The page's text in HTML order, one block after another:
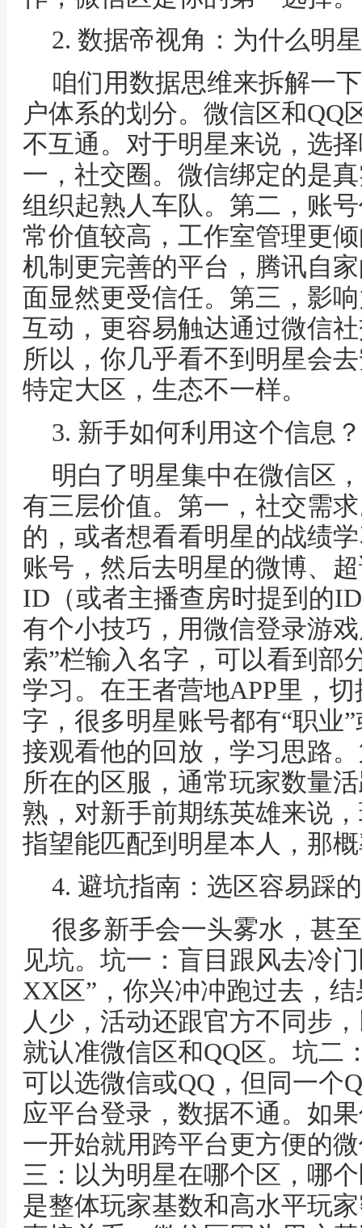
2. 数据帝视角：为什么明
咱们用数据思维来拆解一
户体系的划分。微信区和QQ
不互通。对于明星来说，选
一，社交圈。微信绑定的是
组织起熟人车队。第二，账
常价值较高，工作室管理更
机制更完善的平台，腾讯自
面显然更受信任。第三，影
互动，更容易触达通过微信
所以，你几乎看不到明星会
特定大区，生态不一样。
3. 新手如何利用这个信息？
明白了明星集中在微信区
有三层价值。第一，社交需
的，或者想看看明星的战绩
账号，然后去明星的微博、
ID（或者主播查房时提到的
有个小技巧，用微信登录游
索”栏输入名字，可以看到部
学习。在王者营地APP里，
字，很多明星账号都有“职业
接观看他的回放，学习思路
所在的区服，通常玩家数量
熟，对新手前期练英雄来说
指望能匹配到明星本人，那
4. 避坑指南：选区容易踩
很多新手会一头雾水，甚
见坑。坑一：盲目跟风去冷
XX区”，你兴冲冲跑过去，
人少，活动还跟官方不同步
就认准微信区和QQ区。坑二
可以选微信或QQ，但同一个
应平台登录，数据不通。如
一开始就用跨平台更方便的
三：以为明星在哪个区，哪
是整体玩家基数和高水平玩